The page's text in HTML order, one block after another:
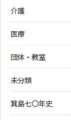
介護
医療
団体・教室
未分類
箕島七〇年史